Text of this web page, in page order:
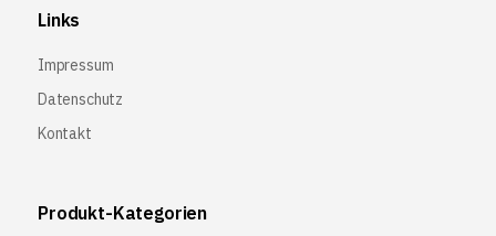
Links
Impressum
Datenschutz
Kontakt
Produkt-Kategorien